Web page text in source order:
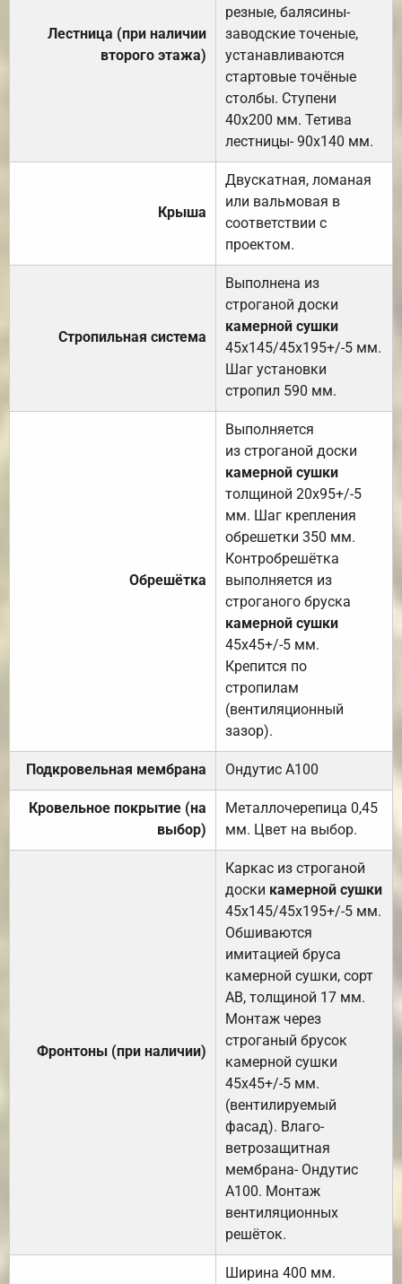
Лестница (при наличии
второго этажа)
резные, балясины-
заводские точеные,
устанавливаются
стартовые точёные
столбы. Ступени
40х200 мм. Тетива
лестницы- 90х140 мм.
Крыша
Двускатная, ломаная
или вальмовая в
соответствии с
проектом.
Стропильная система
Выполнена из
строганой доски
камерной сушки
45х145/45х195+/-5 мм.
Шаг установки
стропил 590 мм.
Обрешётка
Выполняется
из строганой доски
камерной сушки
толщиной 20х95+/-5
мм. Шаг крепления
обрешетки 350 мм.
Контробрешётка
выполняется из
строганого бруска
камерной сушки
45х45+/-5 мм.
Крепится по
стропилам
(вентиляционный
зазор).
Подкровельная мембрана Ондутис А100
Кровельное покрытие (на
выбор)
Металлочерепица 0,45
мм. Цвет на выбор.
Фронтоны (при наличии)
Каркас из строганой
доски камерной сушки
45х145/45х195+/-5 мм.
Обшиваются
имитацией бруса
камерной сушки, сорт
АВ, толщиной 17 мм.
Монтаж через
строганый брусок
камерной сушки
45х45+/-5 мм.
(вентилируемый
фасад). Влаго-
ветрозащитная
мембрана- Ондутис
А100. Монтаж
вентиляционных
решёток.
Ширина 400 мм.